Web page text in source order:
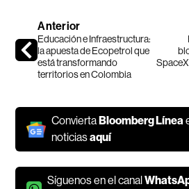
Anterior
Educación e Infraestructura:
la apuesta de Ecopetrol que
está transformando
territorios en Colombia
Convierta Bloomberg Línea
noticiasaquí
Síguenos en el canal